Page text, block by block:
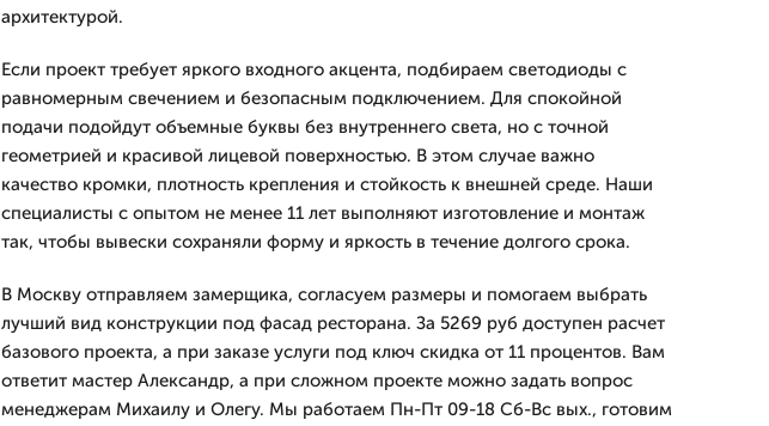
архитектурой.
Если проект требует яркого входного акцента, подбираем светодиоды с
равномерным свечением и безопасным подключением. Для спокойной
подачи подойдут объемные буквы без внутреннего света, но с точной
геометрией и красивой лицевой поверхностью. В этом случае важно
качество кромки, плотность крепления и стойкость к внешней среде. Наши
специалисты с опытом не менее 11 лет выполняют изготовление и монтаж
так, чтобы вывески сохраняли форму и яркость в течение долгого срока.
В Москву отправляем замерщика, согласуем размеры и помогаем выбрать
лучший вид конструкции под фасад ресторана. За 5269 руб доступен расчет
базового проекта, а при заказе услуги под ключ скидка от 11 процентов. Вам
ответит мастер Александр, а при сложном проекте можно задать вопрос
менеджерам Михаилу и Олегу. Мы работаем Пн-Пт 09-18 Сб-Вс вых., готовим